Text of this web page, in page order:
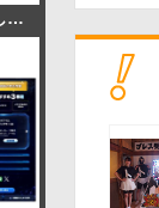
フィールズ、TVアニメ『【推しの子】』公式イベント「苺プロダクション☆ファン感謝祭2026」への協賛を発表